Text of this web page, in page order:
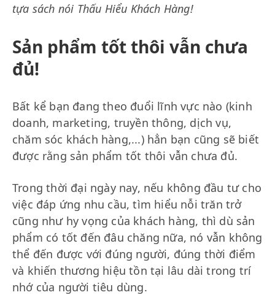
tựa sách nói Thấu Hiểu Khách Hàng!
Sản phẩm tốt thôi vẫn chưa
đủ!
Bất kể bạn đang theo đuổi lĩnh vực nào (kinh
doanh, marketing, truyền thông, dịch vụ,
chăm sóc khách hàng,...) hẳn bạn cũng sẽ biết
được rằng sản phẩm tốt thôi vẫn chưa đủ.
Trong thời đại ngày nay, nếu không đầu tư cho
việc đáp ứng nhu cầu, tìm hiểu nỗi trăn trở
cũng như hy vọng của khách hàng, thì dù sản
phẩm có tốt đến đâu chăng nữa, nó vẫn không
thể đến được với đúng người, đúng thời điểm
và khiến thương hiệu tồn tại lâu dài trong trí
nhớ của người tiêu dùng.